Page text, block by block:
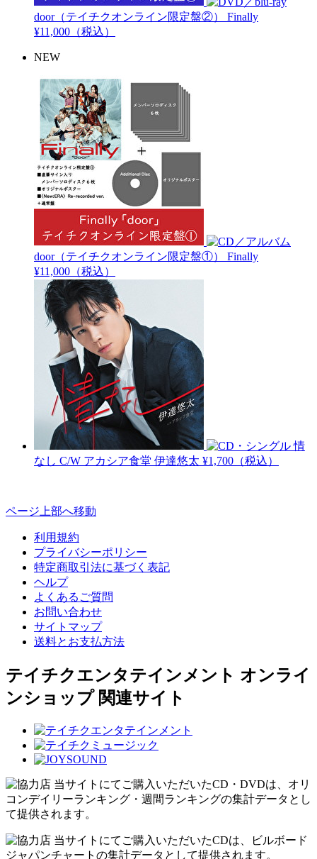
door（テイチクオンライン限定盤②） Finally
¥11,000（税込）
NEW
door（テイチクオンライン限定盤①） Finally
¥11,000（税込）
情
なし C/W アカシア食堂 伊達悠太 ¥1,700（税込）
ページ上部へ移動
利用規約
プライバシーポリシー
特定商取引法に基づく表記
ヘルプ
よくあるご質問
お問い合わせ
サイトマップ
送料とお支払方法
テイチクエンタテインメント オンライ
ンショップ 関連サイト
当サイトにてご購入いただいたCD・DVDは、オリ
コンデイリーランキング・週間ランキングの集計データとし
て提供されます。
当サイトにてご購入いただいたCDは、ビルボード
ジャパンチャートの集計データとして提供されます。